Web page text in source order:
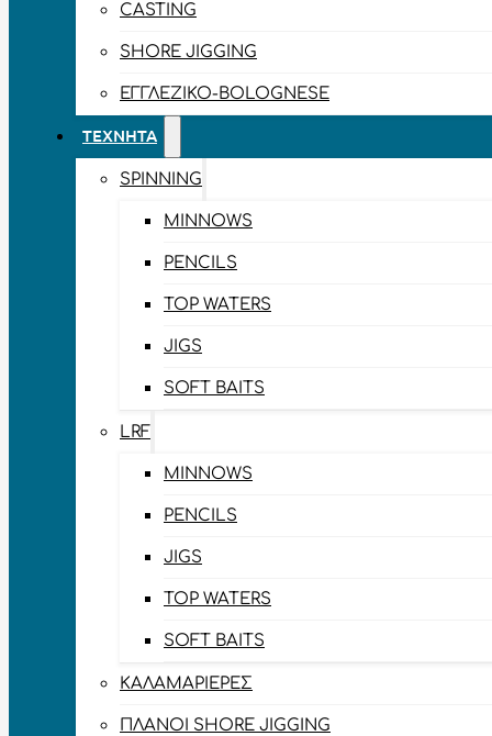
CASTING
SHORE JIGGING
ΕΓΓΛΈΖΙΚΟ-BOLOGNESE
ΤΕΧΝΗΤΆ
SPINNING
MINNOWS
PENCILS
TOP WATERS
JIGS
SOFT BAITS
LRF
MINNOWS
PENCILS
JIGS
TOP WATERS
SOFT BAITS
ΚΑΛΑΜΑΡΙΈΡΕΣ
ΠΛΆΝΟΙ SHORE JIGGING